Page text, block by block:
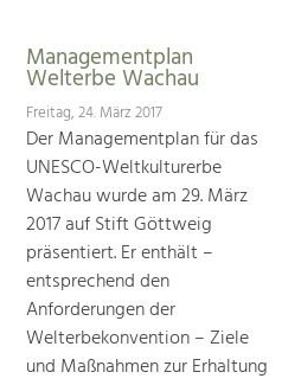
Managementplan
Welterbe Wachau
Freitag, 24. März 2017
Der Managementplan für das
UNESCO-Weltkulturerbe
Wachau wurde am 29. März
2017 auf Stift Göttweig
präsentiert. Er enthält –
entsprechend den
Anforderungen der
Welterbekonvention – Ziele
und Maßnahmen zur Erhaltung